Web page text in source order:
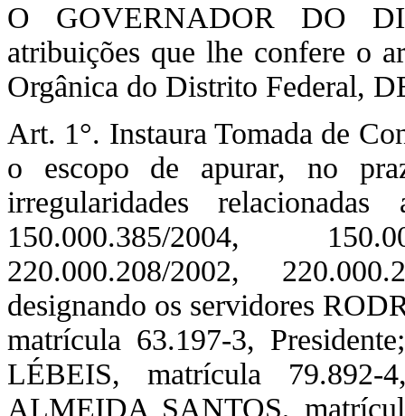
O GOVERNADOR DO
atribuições que lhe confere o
Orgânica do Distrito Federal,
Art. 1°. Instaura Tomada de
o escopo de apurar, no
irregularidades
150.000.385/2004,
220.000.208/2002,
designando os servidores
matrícula 63.197-3,
LÉBEIS, matrícula
ALMEIDA SANTOS,